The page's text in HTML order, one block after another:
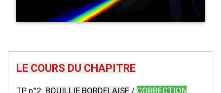
LE COURS DU CHAPITRE
TP n°2: BOUILLIE BORDELAISE / CORRECTION